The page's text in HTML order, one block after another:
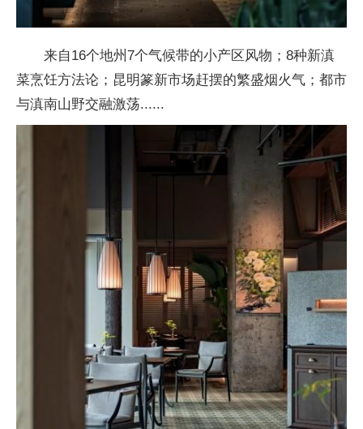
来自16个地州7个气候带的小产区风物；8种新滇
菜烹饪方法论；昆明篆新市场赶摆的繁盛烟火气；都市
与滇南山野交融激荡......